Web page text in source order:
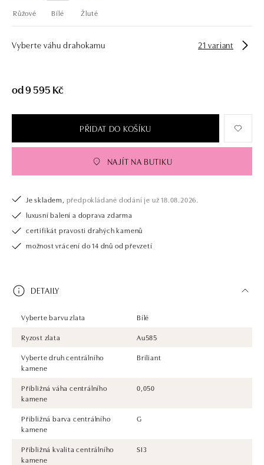
Růžové Bílé Žluté
Vyberte váhu drahokamu 21 variant
od 9 595 Kč
PŘIDAT DO KOŠÍKU
NAJÍT NA BUTIKU
Je skladem, předpokládané dodání je už 18.08.2026.
luxusní balení a doprava zdarma
certifikát pravosti drahých kamenů
možnost vrácení do 14 dnů od převzetí
DETAILY
Vyberte barvu zlata
Bílé
Ryzost zlata
Au585
Vyberte druh centrálního
kamene
Briliant
Přibližná váha centrálního
kamene
0,050
Přibližná barva centrálního
kamene
G
Přibližná kvalita centrálního
kamene
SI3